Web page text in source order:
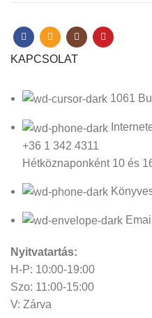
KAPCSOLAT
1061
+36 1 342 4311
Hétköznaponként 10 és
Nyitvatartás:
H-P: 10:00-19:00
Szo: 11:00-15:00
V: Zárva